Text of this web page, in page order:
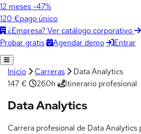
12 meses -47%
120 €pago único
¿Empresa? Ver catálogo corporativo
Probar gratis
Agendar demo Entrar
Inicio Carreras
Data Analytics
147 €
260h Itinerario profesional
Data Analytics
Carrera profesional de Data Analytics